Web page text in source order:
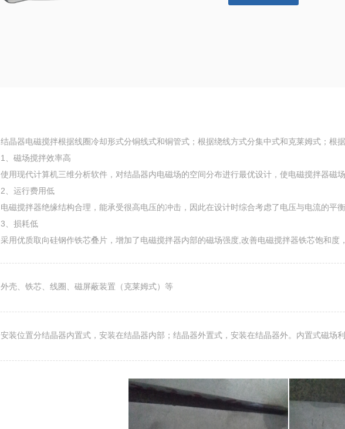
结晶器电磁搅拌根据线圈冷却形式分铜线式和铜管式；根据绕线方式分集中式和克莱姆式；根
1、磁场搅拌效率高
使用现代计算机三维分析软件，对结晶器内电磁场的空间分布进行最优设计，使电磁搅拌器磁
2、运行费用低
电磁搅拌器绝缘结构合理，能承受很高电压的冲击，因此在设计时综合考虑了电压与电流的平
3、损耗低
采用优质取向硅钢作铁芯叠片，增加了电磁搅拌器内部的磁场强度,改善电磁搅拌器铁芯饱和度
外壳、铁芯、线圈、磁屏蔽装置（克莱姆式）等
安装位置分结晶器内置式，安装在结晶器内部；结晶器外置式，安装在结晶器外。内置式磁场